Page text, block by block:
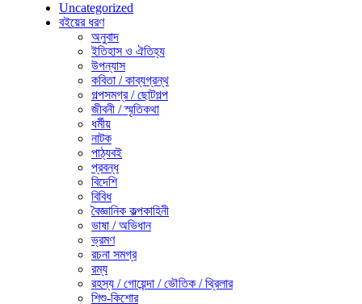
Uncategorized
বইয়ের ধরণ
অনুবাদ
ইতিহাস ও ঐতিহ্য
উপন্যাস
কবিতা / কাব্যগ্রন্থ
গল্পসমগ্র / ছোটগল্প
জীবনী / স্মৃতিকথা
ধর্মীয়
নাটক
পাঠ্যবই
প্রবন্ধ
বিদেশি
বিবিধ
বৈজ্ঞানিক কল্পকাহিনী
ভাষা / অভিধান
ভ্রমণ
রচনা সমগ্র
রম্য
রহস্য / গোয়েন্দা / ভৌতিক / থ্রিলার
শিশু-কিশোর